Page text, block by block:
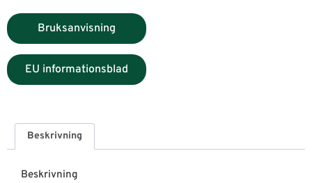
Bruksanvisning
EU informationsblad
Beskrivning
Beskrivning